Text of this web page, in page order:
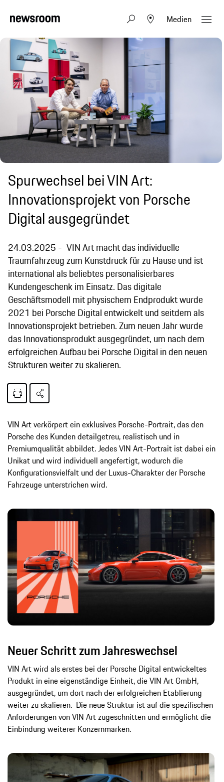
Medien
Spurwechsel bei VIN Art:
Innovationsprojekt von Porsche
Digital ausgegründet
24.03.2025
VIN Art macht das individuelle
Traumfahrzeug zum Kunstdruck für zu Hause und ist
international als beliebtes personalisierbares
Kundengeschenk im Einsatz. Das digitale
Geschäftsmodell mit physischem Endprodukt wurde
2021 bei Porsche Digital entwickelt und seitdem als
Innovationsprojekt betrieben. Zum neuen Jahr wurde
das Innovationsprodukt ausgegründet, um nach dem
erfolgreichen Aufbau bei Porsche Digital in den neuen
Strukturen weiter zu skalieren.
VIN Art verkörpert ein exklusives Porsche-Portrait, das den
Porsche des Kunden detailgetreu, realistisch und in
Premiumqualität abbildet. Jedes VIN Art-Portrait ist dabei ein
Unikat und wird individuell angefertigt, wodurch die
Konfigurationsvielfalt und der Luxus-Charakter der Porsche
Fahrzeuge unterstrichen wird.
Neuer Schritt zum Jahreswechsel
VIN Art wird als erstes bei der Porsche Digital entwickeltes
Produkt in eine eigenständige Einheit, die VIN Art GmbH,
ausgegründet, um dort nach der erfolgreichen Etablierung
weiter zu skalieren. Die neue Struktur ist auf die spezifischen
Anforderungen von VIN Art zugeschnitten und ermöglicht die
Einbindung weiterer Konzernmarken.